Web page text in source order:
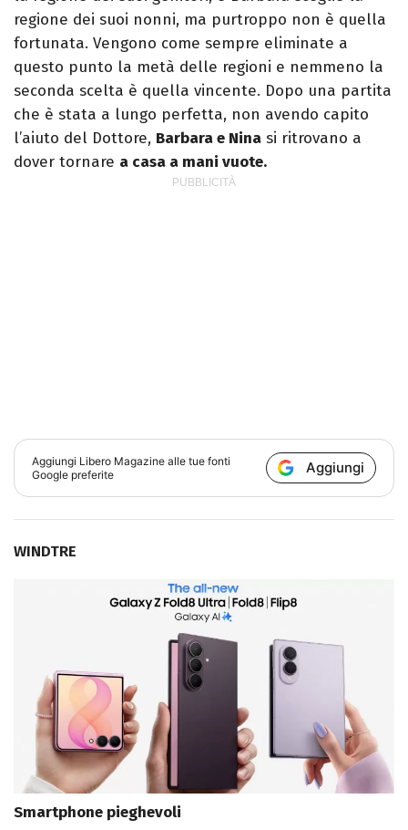
regione dei suoi nonni, ma purtroppo non è quella
fortunata. Vengono come sempre eliminate a
questo punto la metà delle regioni e nemmeno la
seconda scelta è quella vincente. Dopo una partita
che è stata a lungo perfetta, non avendo capito
l’aiuto del Dottore, Barbara e Nina si ritrovano a
dover tornare a casa a mani vuote.
Aggiungi Libero Magazine alle tue fonti
Google preferite
Aggiungi
WINDTRE
Smartphone pieghevoli